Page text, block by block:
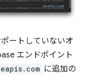
ートしていないオ
エンドポイント
に追加の